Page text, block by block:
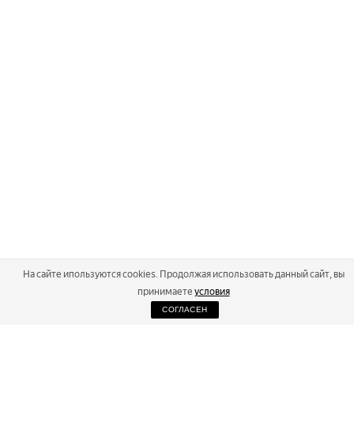
2026
На сайте ипользуются cookies. Продолжая использовать данный сайт, вы
принимаете условия
СОГЛАСЕН